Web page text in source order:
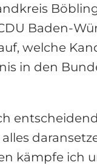
Baden-
welche
in den
kämpfe ich